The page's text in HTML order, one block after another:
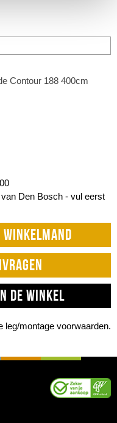
Contour 188 400cm
Den Bosch - vul eerst
WINKELMAND
DE WINKEL
leg/montage voorwaarden.